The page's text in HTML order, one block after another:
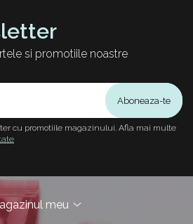
si promotiile noastre
cu promotiile magazinului. Afla mai multe
meu